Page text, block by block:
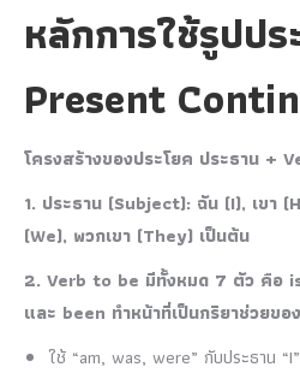
หลักการใช้รูปป
Present
โครงสร้างของประโยค ประธาน +
1. ประธาน (Subject): ฉัน (I), เขา
(We), พวกเขา (They) เป็นต้น
2. Verb to be มีทั้งหมด 7 ตัว คือ
และ been ทำหน้าที่เป็นกริยาช่วยขอ
ใช้ “am, was, were” กับประธาน